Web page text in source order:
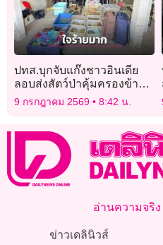
ปทส.บุกจับแก๊งชาวอินเดีย
ลอบส่งสัตว์ป่าคุ้มครองข้าม
ชาติ ยึดเต่าดาวอินเดีย 100
ตัว ชะนี-ค่าง พร้อมขยายผล
9 กรกฎาคม 2569 8:42 น.
อ่านความจริ
ข่าวเดลินิวส์